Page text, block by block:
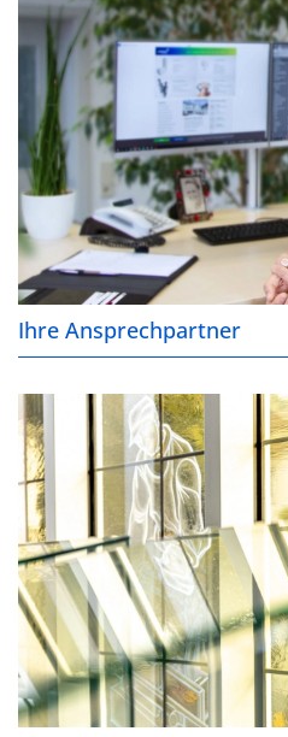
Ihre Ansprechpartner
Unser Unternehmen